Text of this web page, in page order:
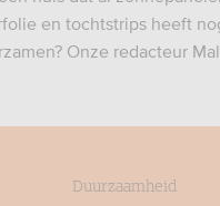
en tochtstrips heeft
Onze redacteur
Duurzaamheid